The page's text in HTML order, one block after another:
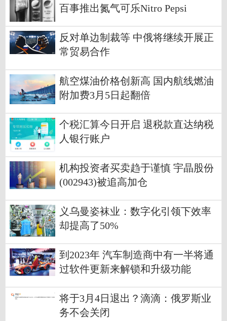
百事推出氮气可乐Nitro Pepsi
反对单边制裁等 中俄将继续开展正
常贸易合作
航空煤油价格创新高 国内航线燃油
附加费3月5日起翻倍
个税汇算今日开启 退税款直达纳税
人银行账户
机构投资者买卖趋于谨慎 宇晶股份
(002943)被追高加仓
义乌曼姿袜业：数字化引领下效率
却提高了50%
到2023年 汽车制造商中有一半将通
过软件更新来解锁和升级功能
将于3月4日退出？滴滴：俄罗斯业
务不会关闭